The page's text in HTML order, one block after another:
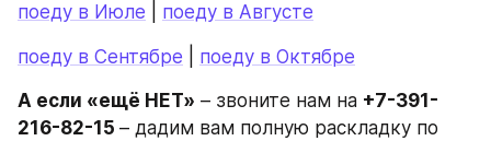
поеду в Июле поеду в Августе
поеду в Сентябре поеду в Октябре
А если «ещё НЕТ» – звоните нам на +7-391-
216-82-15 – дадим вам полную раскладку по